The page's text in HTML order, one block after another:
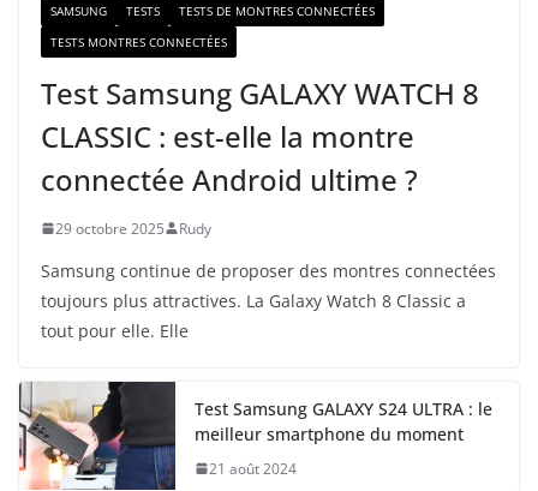
SAMSUNG TESTS
TESTS DE MONTRES CONNECTÉES
TESTS MONTRES CONNECTÉES
Test Samsung GALAXY WATCH 8
CLASSIC : est-elle la montre
connectée Android ultime ?
29 octobre 2025 Rudy
Samsung continue de proposer des montres connectées
toujours plus attractives. La Galaxy Watch 8 Classic a
tout pour elle. Elle
Test Samsung GALAXY S24 ULTRA : le
meilleur smartphone du moment
21 août 2024